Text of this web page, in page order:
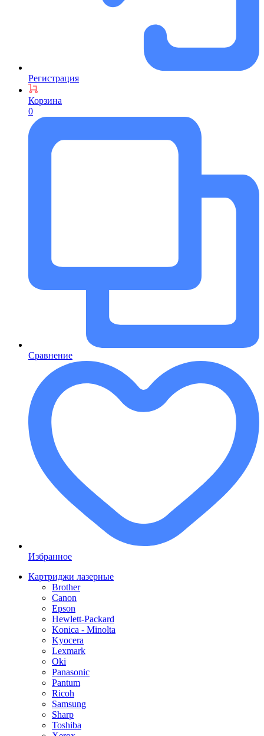
Регистрация
Корзина
0
Сравнение
Избранное
Картриджи лазерные
Brother
Canon
Epson
Hewlett-Packard
Konica - Minolta
Kyocera
Lexmark
Oki
Panasonic
Pantum
Ricoh
Samsung
Sharp
Toshiba